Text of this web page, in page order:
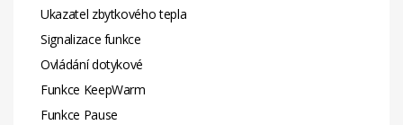
Ukazatel zbytkového tepla
Signalizace funkce
Ovládání dotykové
Funkce KeepWarm
Funkce Pause